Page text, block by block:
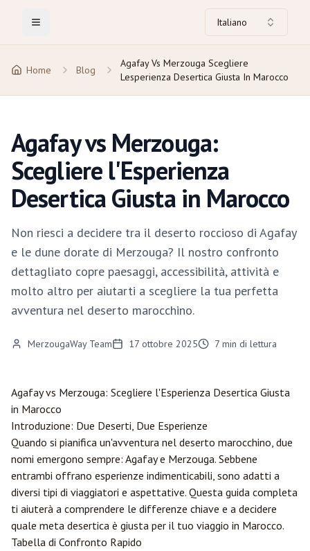
Toggle Menu Italiano
Home Blog
Agafay Vs Merzouga Scegliere
Lesperienza Desertica Giusta In Marocco
Agafay vs Merzouga:
Scegliere l'Esperienza
Desertica Giusta in Marocco
Non riesci a decidere tra il deserto roccioso di Agafay
e le dune dorate di Merzouga? Il nostro confronto
dettagliato copre paesaggi, accessibilità, attività e
molto altro per aiutarti a scegliere la tua perfetta
avventura nel deserto marocchino.
MerzougaWay Team 17 ottobre 2025 7 min di lettura
Agafay vs Merzouga: Scegliere l'Esperienza Desertica Giusta
in Marocco
Introduzione: Due Deserti, Due Esperienze
Quando si pianifica un'avventura nel deserto marocchino, due
nomi emergono sempre: Agafay e Merzouga. Sebbene
entrambi offrano esperienze indimenticabili, sono adatti a
diversi tipi di viaggiatori e aspettative. Questa guida completa
ti aiuterà a comprendere le differenze chiave e a decidere
quale meta desertica è giusta per il tuo viaggio in Marocco.
Tabella di Confronto Rapido